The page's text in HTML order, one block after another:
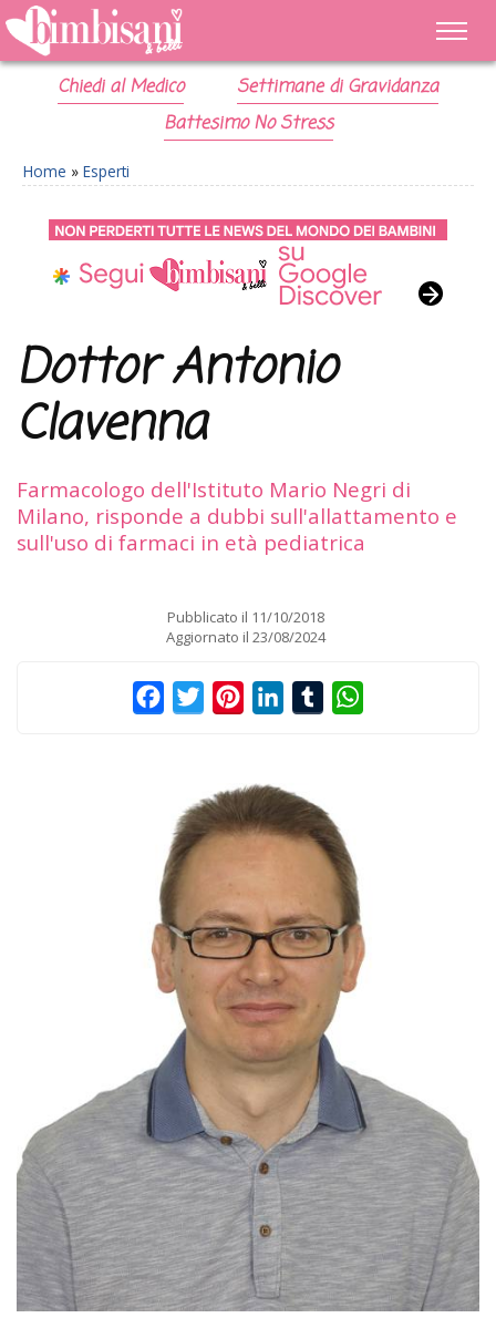
Chiedi al Medico
Settimane di Gravidanza
Battesimo No Stress
Home » Esperti
Dottor Antonio
Clavenna
Farmacologo dell'Istituto Mario Negri di
Milano, risponde a dubbi sull'allattamento e
sull'uso di farmaci in età pediatrica
Pubblicato il 11/10/2018
Aggiornato il 23/08/2024
FacebookTwitterPinterestLinkedInTumblr